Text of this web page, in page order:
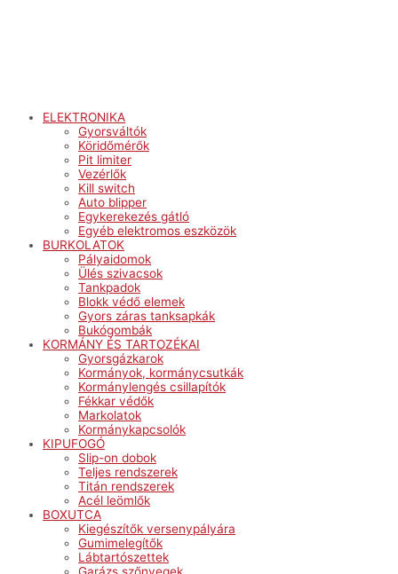
ELEKTRONIKA
Gyorsváltók
Köridőmérők
Pit limiter
Vezérlők
Kill switch
Auto blipper
Egykerekezés gátló
Egyéb elektromos eszközök
BURKOLATOK
Pályaidomok
Ülés szivacsok
Tankpadok
Blokk védő elemek
Gyors záras tanksapkák
Bukógombák
KORMÁNY ÉS TARTOZÉKAI
Gyorsgázkarok
Kormányok, kormánycsutkák
Kormánylengés csillapítók
Fékkar védők
Markolatok
Kormánykapcsolók
KIPUFOGÓ
Slip-on dobok
Teljes rendszerek
Titán rendszerek
Acél leömlők
BOXUTCA
Kiegészítők versenypályára
Gumimelegítők
Lábtartószettek